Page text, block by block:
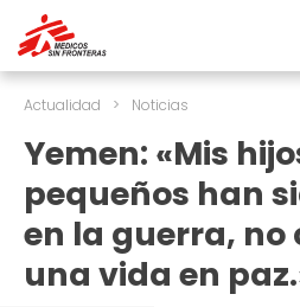
Actualidad > Noticias
Yemen: «Mis
pequeños han
en la guerra, no
una vida en